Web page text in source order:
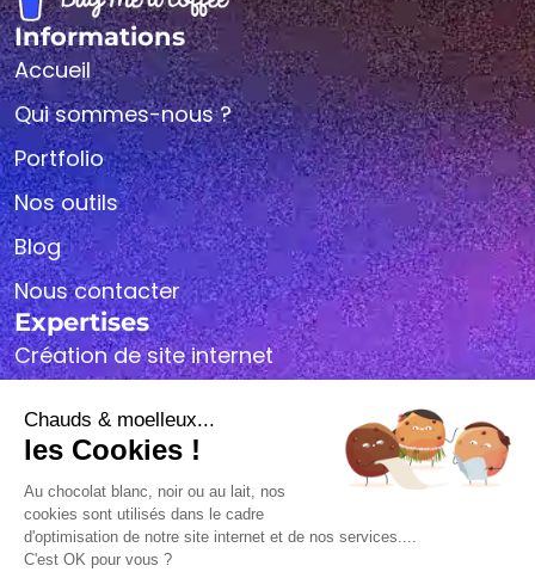
Informations
Accueil
Qui sommes-nous ?
Portfolio
Nos outils
Blog
Nous contacter
Expertises
Création de site internet
Webdesign
Maintenance